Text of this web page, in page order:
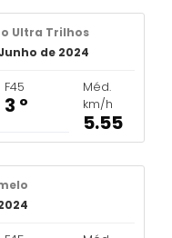
Ultra Trilhos
de 2024
F45
3 º
Méd.
km/h
5.55